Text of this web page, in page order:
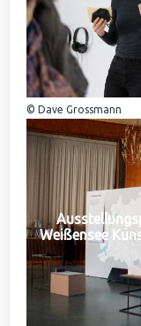
© Dave Grossmann
Weißensee